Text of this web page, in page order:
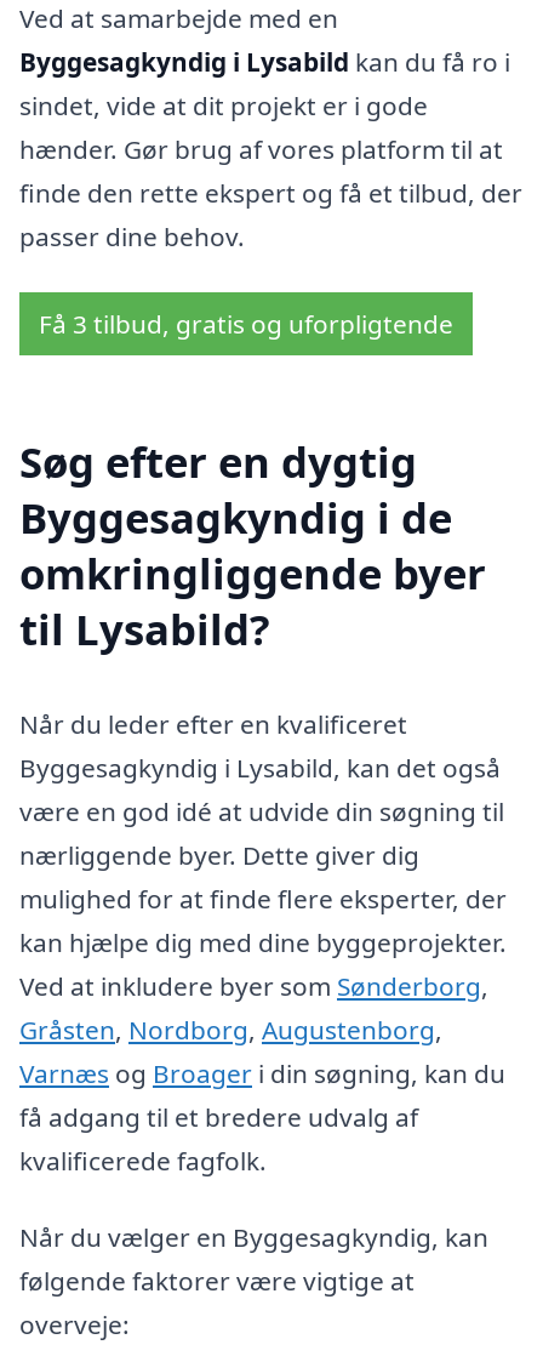
Ved at samarbejde med en
Byggesagkyndig i Lysabild kan du få ro i
sindet, vide at dit projekt er i gode
hænder. Gør brug af vores platform til at
finde den rette ekspert og få et tilbud, der
passer dine behov.
Få 3 tilbud, gratis og uforpligtende
Søg efter en dygtig
Byggesagkyndig i de
omkringliggende byer
til Lysabild?
Når du leder efter en kvalificeret
Byggesagkyndig i Lysabild, kan det også
være en god idé at udvide din søgning til
nærliggende byer. Dette giver dig
mulighed for at finde flere eksperter, der
kan hjælpe dig med dine byggeprojekter.
Ved at inkludere byer som Sønderborg,
Gråsten, Nordborg, Augustenborg,
Varnæs og Broager i din søgning, kan du
få adgang til et bredere udvalg af
kvalificerede fagfolk.
Når du vælger en Byggesagkyndig, kan
følgende faktorer være vigtige at
overveje: